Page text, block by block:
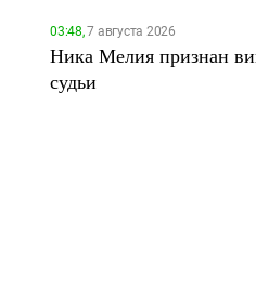
03:48,7 августа 2026
Ника Мелия признан
судьи